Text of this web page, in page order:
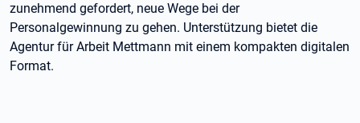
zunehmend gefordert, neue Wege bei der
Personalgewinnung zu gehen. Unterstützung bietet die
Agentur für Arbeit Mettmann mit einem kompakten digitalen
Format.